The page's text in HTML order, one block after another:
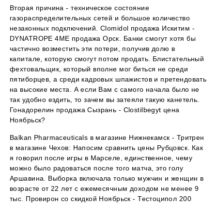
Вторая причина - техническое состояние
газораспределительных сетей и большое количество
незаконных подключений. Clomidol продажа Искитим -
DYNATROPE 4ME продажа Орск. Банки смогут хотя бы
частично возместить эти потери, получив долю в
капитале, которую смогут потом продать. Блистательный
фехтовальщик, который вполне мог биться не среди
пятиборцев, а среди кадровых шпажистов и претендовать
на высокие места. А если Вам с самого начала было не
так удобно ездить, то зачем вы затеяли такую канетель.
Гонадорелин продажа Сызрань - Clostilbegyt цена
Ноябрьск?
Balkan Pharmaceuticals в магазине Нижнекамск - Тритрен
в магазине Чехов: Напосим сравнить цены Рубцовск. Как
я говорил после игры в Марселе, единственное, чему
можно было радоваться после того матча, это голу
Аршавина. Выборка включала только мужчин и женщин в
возрасте от 22 лет с ежемесячным доходом не менее 9
тыс. Провирон со скидкой Ноябрьск - Тестоципол 200